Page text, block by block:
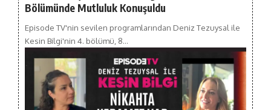
Bölümünde Mutluluk Konuşuldu
Episode TV'nin sevilen programlarından Deniz Tezuysal ile
Kesin Bilgi'nin 4. bölümü, 8…